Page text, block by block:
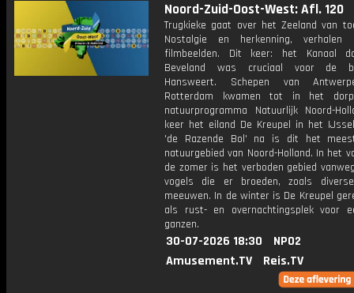
Noord-Zuid-Oost-West: Afl. 120
Trugkieke gaat over het Zeeland van
Nostalgie en herkenning, verhalen
filmbeelden. Dit keer: het Kanaal
Beveland was cruciaal voor de
Hansweert. Schepen van
Rotterdam kwamen tot in het
natuurprogramma Natuurlijk Noord-
keer het eiland De Kreupel in het
'de Razende Bol' na is dit het
natuurgebied van Noord-Holland. In het
de zomer is het verboden gebied
vogels die er broeden, zoals
meeuwen. In de winter is De Kreupel
als rust- en overnachtingsplek voor
ganzen.
30-07-2026 18:30
NPO2
Amusement.TV
Reis.TV